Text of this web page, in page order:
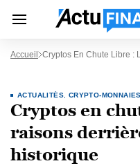
Accueil Cryptos En Chute Libre :
ACTUALITÉS CRYPTO-MONNAIES
Cryptos en
raisons
historique